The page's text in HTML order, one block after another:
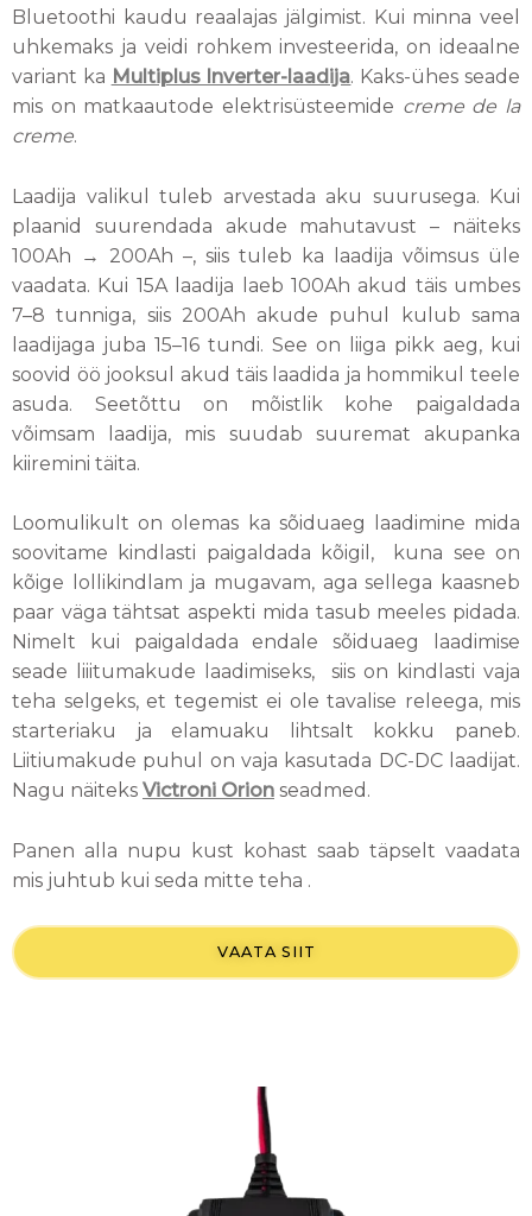
Bluetoothi kaudu reaalajas jälgimist. Kui minna veel
uhkemaks ja veidi rohkem investeerida, on ideaalne
variant ka Multiplus Inverter-laadija. Kaks-ühes seade
mis on matkaautode elektrisüsteemide creme de la
creme.
Laadija valikul tuleb arvestada aku suurusega. Kui
plaanid suurendada akude mahutavust – näiteks
100Ah → 200Ah –, siis tuleb ka laadija võimsus üle
vaadata. Kui 15A laadija laeb 100Ah akud täis umbes
7–8 tunniga, siis 200Ah akude puhul kulub sama
laadijaga juba 15–16 tundi. See on liiga pikk aeg, kui
soovid öö jooksul akud täis laadida ja hommikul teele
asuda. Seetõttu on mõistlik kohe paigaldada
võimsam laadija, mis suudab suuremat akupanka
kiiremini täita.
Loomulikult on olemas ka sõiduaeg laadimine mida
soovitame kindlasti paigaldada kõigil, kuna see on
kõige lollikindlam ja mugavam, aga sellega kaasneb
paar väga tähtsat aspekti mida tasub meeles pidada.
Nimelt kui paigaldada endale sõiduaeg laadimise
seade liiitumakude laadimiseks, siis on kindlasti vaja
teha selgeks, et tegemist ei ole tavalise releega, mis
starteriaku ja elamuaku lihtsalt kokku paneb.
Liitiumakude puhul on vaja kasutada DC-DC laadijat.
Nagu näiteks Victroni Orion seadmed.
Panen alla nupu kust kohast saab täpselt vaadata
mis juhtub kui seda mitte teha .
VAATA SIIT